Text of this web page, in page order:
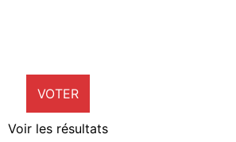
VOTER
Voir les résultats